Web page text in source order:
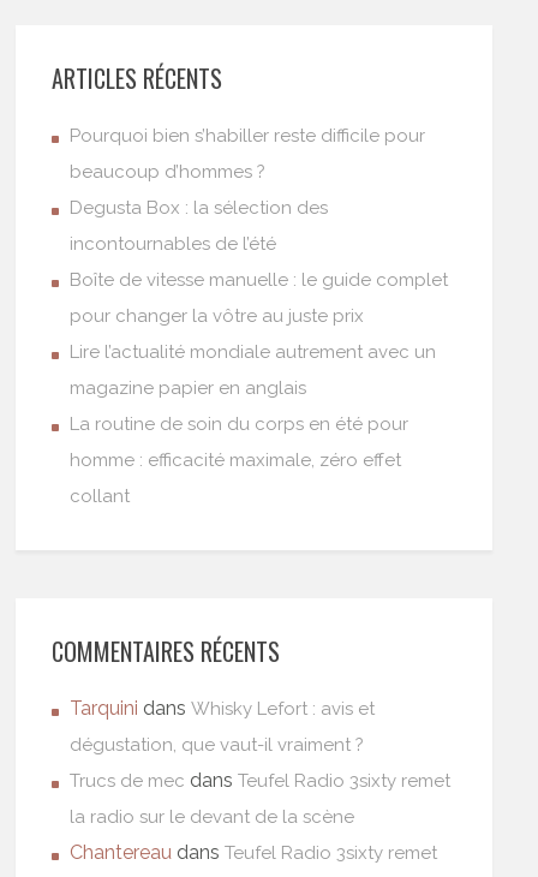
ARTICLES RÉCENTS
Pourquoi bien s’habiller reste difficile pour
beaucoup d’hommes ?
Degusta Box : la sélection des
incontournables de l’été
Boîte de vitesse manuelle : le guide complet
pour changer la vôtre au juste prix
Lire l’actualité mondiale autrement avec un
magazine papier en anglais
La routine de soin du corps en été pour
homme : efficacité maximale, zéro effet
collant
COMMENTAIRES RÉCENTS
Tarquini dansWhisky Lefort : avis et
dégustation, que vaut-il vraiment ?
Trucs de mec dansTeufel Radio 3sixty remet
la radio sur le devant de la scène
Chantereau dansTeufel Radio 3sixty remet